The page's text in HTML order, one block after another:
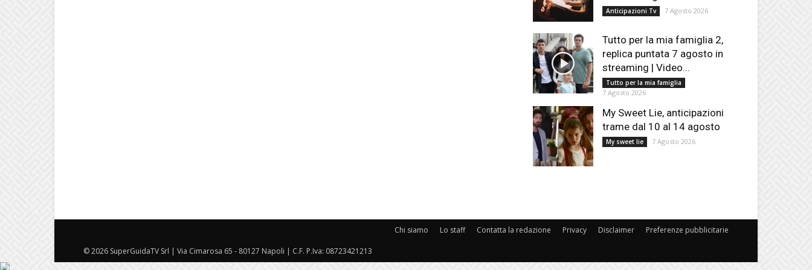
Anticipazioni Tv 7 Agosto 2026
Tutto per la mia famiglia 2,
replica puntata 7 agosto in
streaming | Video...
Tutto per la mia famiglia
7 Agosto 2026
My Sweet Lie, anticipazioni
trame dal 10 al 14 agosto
My sweet lie 7 Agosto 2026
Chi siamo Lo staff Contatta la redazione Privacy Disclaimer Preferenze pubblicitarie
© 2026 SuperGuidaTV Srl | Via Cimarosa 65 - 80127 Napoli | C.F. P.Iva: 08723421213